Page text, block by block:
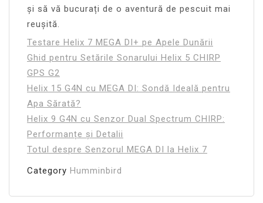
și să vă bucurați de o aventură de pescuit mai
reușită.
Testare Helix 7 MEGA DI+ pe Apele Dunării
Ghid pentru Setările Sonarului Helix 5 CHIRP
GPS G2
Helix 15 G4N cu MEGA DI: Sondă Ideală pentru
Apa Sărată?
Helix 9 G4N cu Senzor Dual Spectrum CHIRP:
Performanțe și Detalii
Totul despre Senzorul MEGA DI la Helix 7
Category Humminbird